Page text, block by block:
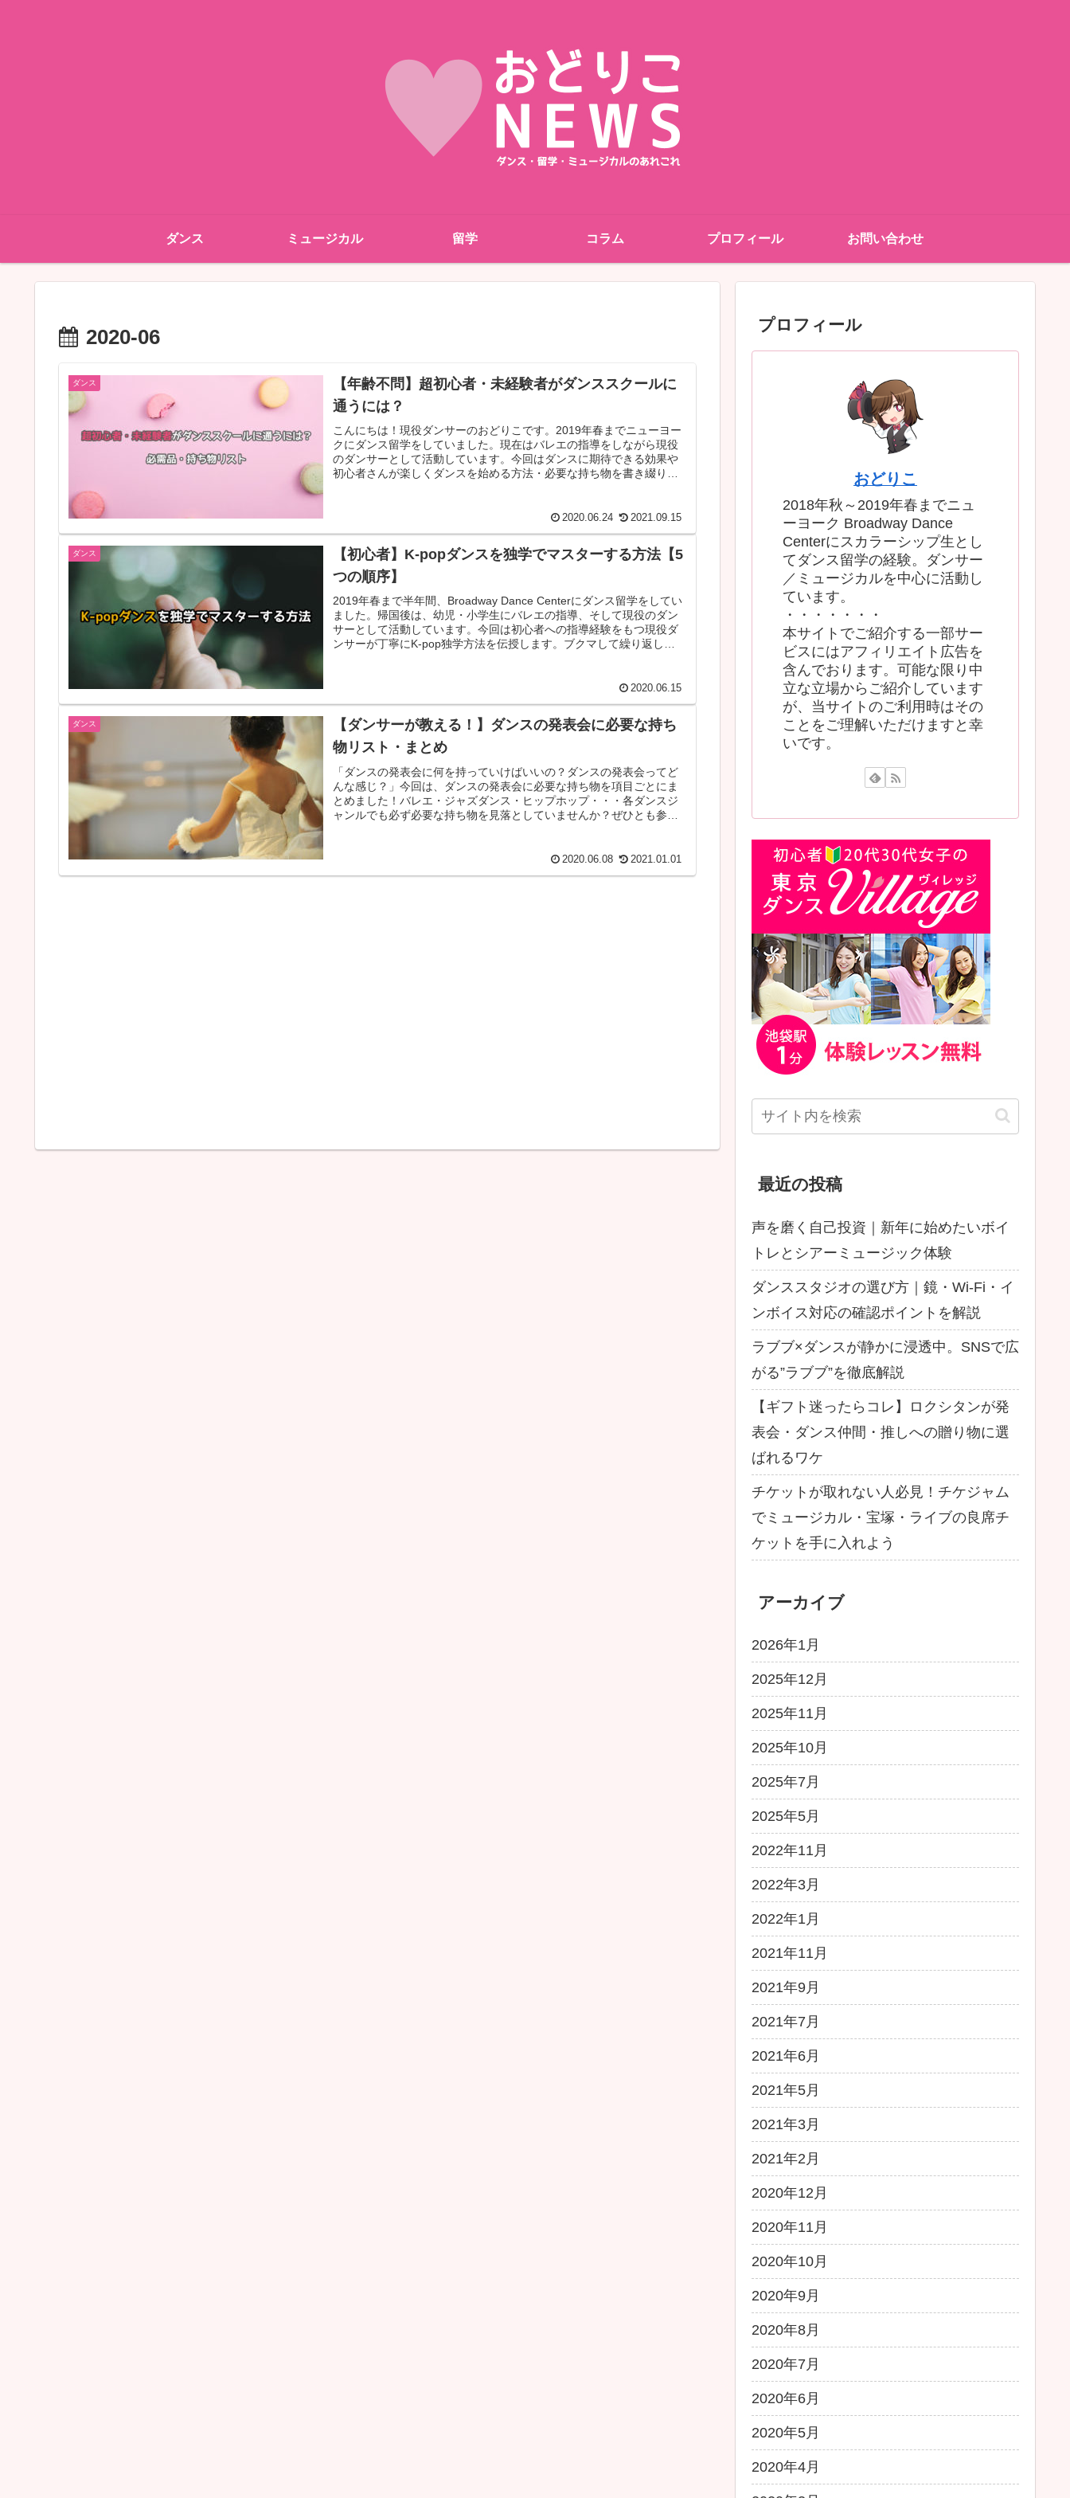
ダンス ミュージカル 留学 コラム プロフィール お問い合わせ
2020-06
ダンス
【年齢不問】超初心者・未経験者がダンススクールに
通うには？
こんにちは！現役ダンサーのおどりこです。2019年春までニューヨー
クにダンス留学をしていました。現在はバレエの指導をしながら現役
のダンサーとして活動しています。今回はダンスに期待できる効果や
初心者さんが楽しくダンスを始める方法・必要な持ち物を書き綴りま
2020.06.24 2021.09.15
ダンス
【初心者】K-popダンスを独学でマスターする方法【5
つの順序】
2019年春まで半年間、Broadway Dance Centerにダンス留学をしてい
ました。帰国後は、幼児・小学生にバレエの指導、そして現役のダン
サーとして活動しています。今回は初心者への指導経験をもつ現役ダ
ンサーが丁寧にK-pop独学方法を伝授します。ブクマして繰り返し練
2020.06.15
ダンス
【ダンサーが教える！】ダンスの発表会に必要な持ち
物リスト・まとめ
「ダンスの発表会に何を持っていけばいいの？ダンスの発表会ってど
んな感じ？」今回は、ダンスの発表会に必要な持ち物を項目ごとにま
とめました！バレエ・ジャズダンス・ヒップホップ・・・各ダンスジ
ャンルでも必ず必要な持ち物を見落としていませんか？ぜひとも参考
2020.06.08 2021.01.01
プロフィール
おどりこ
2018年秋～2019年春までニュ
ーヨーク Broadway Dance
Centerにスカラーシップ生とし
てダンス留学の経験。ダンサー
／ミュージカルを中心に活動し
ています。
・・・・・・・
本サイトでご紹介する一部サー
ビスにはアフィリエイト広告を
含んでおります。可能な限り中
立な立場からご紹介しています
が、当サイトのご利用時はその
ことをご理解いただけますと幸
いです。
最近の投稿
声を磨く自己投資｜新年に始めたいボイ
トレとシアーミュージック体験
ダンススタジオの選び方｜鏡・Wi-Fi・イ
ンボイス対応の確認ポイントを解説
ラブブ×ダンスが静かに浸透中。SNSで広
がる”ラブブ”を徹底解説
【ギフト迷ったらコレ】ロクシタンが発
表会・ダンス仲間・推しへの贈り物に選
ばれるワケ
チケットが取れない人必見！チケジャム
でミュージカル・宝塚・ライブの良席チ
ケットを手に入れよう
アーカイブ
2026年1月
2025年12月
2025年11月
2025年10月
2025年7月
2025年5月
2022年11月
2022年3月
2022年1月
2021年11月
2021年9月
2021年7月
2021年6月
2021年5月
2021年3月
2021年2月
2020年12月
2020年11月
2020年10月
2020年9月
2020年8月
2020年7月
2020年6月
2020年5月
2020年4月